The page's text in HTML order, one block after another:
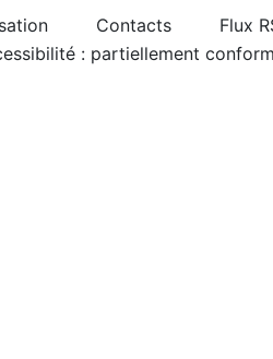
Contacts
Flux
: partiellement